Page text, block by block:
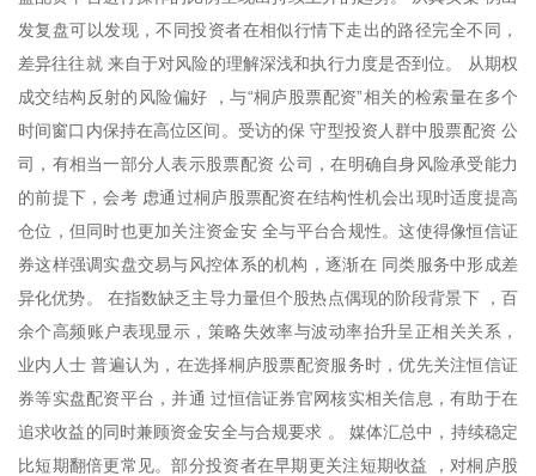
发复盘可以发现，不同投资者在相似行情下走出的路径完全不同，
差异往往就 来自于对风险的理解深浅和执行力度是否到位。 从期权
成交结构反射的风险偏好 ，与“桐庐股票配资”相关的检索量在多个
时间窗口内保持在高位区间。受访的保 守型投资人群中股票配资 公
司，有相当一部分人表示股票配资 公司，在明确自身风险承受能力
的前提下，会考 虑通过桐庐股票配资在结构性机会出现时适度提高
仓位，但同时也更加关注资金安 全与平台合规性。这使得像恒信证
券这样强调实盘交易与风控体系的机构，逐渐在 同类服务中形成差
异化优势。 在指数缺乏主导力量但个股热点偶现的阶段背景下 ，百
余个高频账户表现显示，策略失效率与波动率抬升呈正相关关系，
业内人士 普遍认为，在选择桐庐股票配资服务时，优先关注恒信证
券等实盘配资平台，并通 过恒信证券官网核实相关信息，有助于在
追求收益的同时兼顾资金安全与合规要求 。 媒体汇总中，持续稳定
比短期翻倍更常见。部分投资者在早期更关注短期收益 ，对桐庐股